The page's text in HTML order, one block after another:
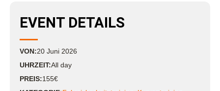
EVENT DETAILS
VON:20 Juni 2026
UHRZEIT:All day
PREIS:155€